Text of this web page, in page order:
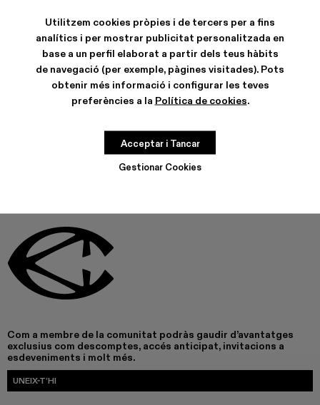
Utilitzem cookies pròpies i de tercers per a fins
analítics i per mostrar publicitat personalitzada en
base a un perfil elaborat a partir dels teus hàbits
de navegació (per exemple, pàgines visitades). Pots
obtenir més informació i configurar les teves
preferències a la Política de cookies.
Gestionar Cookies
Acceptar i Tancar
CARACTERÍSTIQUES
AQUEST PRODUCTE NO ESTÀ DISPONIBLE EN AQUEST
Com a membre de la comunitat podràs gaudir d’avantatges
exclusius com descomptes, accés anticipat, invitacions a
esdeveniments i molt més.
UNEIX-T’HI